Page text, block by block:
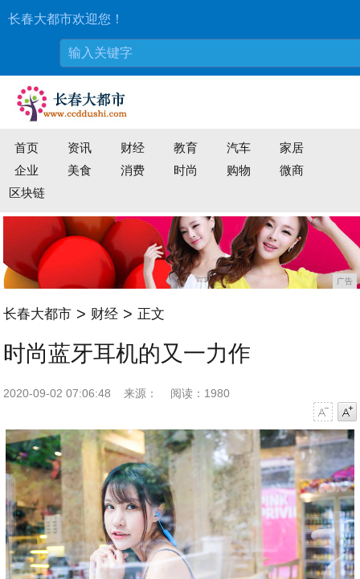
长春大都市欢迎您！
首页 资讯 财经 教育 汽车
家居
企业
美食 消费 时尚 购物
微商
区块链
广告
长春大都市 > 财经 > 正文
时尚蓝牙耳机的又一力作
2020-09-02 07:06:48 来源：
阅读：1980